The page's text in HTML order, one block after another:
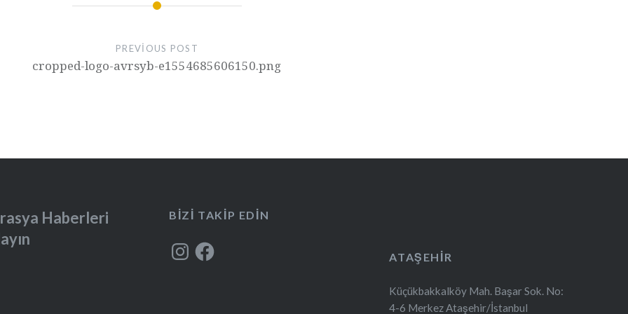
PREVIOUS POST
cropped-logo-avrsyb-e1554685606150.png
Haberleri
BIZI TAKIP EDIN
InstagramFacebook
ATAŞEHIR
Küçükbakkalköy Mah. Başar Sok. No:
4-6 Merkez Ataşehir/İstanbul